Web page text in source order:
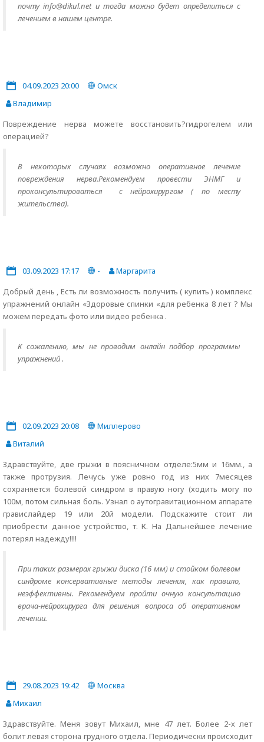
почту info@dikul.net и тогда можно будет определиться с
лечением в нашем центре.
04.09.2023 20:00
Омск
Владимир
Повреждение нерва можете восстановить?гидрогелем или
операцией?
В некоторых случаях возможно оперативное лечение
повреждения нерва.Рекомендуем провести ЭНМГ и
проконсультироваться с нейрохирургом ( по месту
жительства).
03.09.2023 17:17 -
Маргарита
Добрый день , Есть ли возможность получить ( купить ) комплекс
упражнений онлайн «Здоровые спинки «для ребенка 8 лет ? Мы
можем передать фото или видео ребенка .
К сожалению, мы не проводим онлайн подбор программы
упражнений .
02.09.2023 20:08
Миллерово
Виталий
Здравствуйте, две грыжи в поясничном отделе:5мм и 16мм., а
также протрузия. Лечусь уже ровно год из них 7месяцев
сохраняется болевой синдром в правую ногу (ходить могу по
100м, потом сильная боль. Узнал о аутогравитационном аппарате
гравислайдер 19 или 20й модели. Подскажите стоит ли
приобрести данное устройство, т. К. На Дальнейшее лечение
потерял надежду!!!!
При таких размерах грыжи диска (16 мм) и стойком болевом
синдроме консервативные методы лечения, как правило,
неэффективны. Рекомендуем пройти очную консультацию
врача-нейрохирурга для решения вопроса об оперативном
лечении.
29.08.2023 19:42
Москва
Михаил
Здравствуйте. Меня зовут Михаил, мне 47 лет. Более 2-х лет
болит левая сторона грудного отдела. Периодически происходит